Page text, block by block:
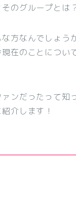
のグループとは
方なんでしょう
在のことについ
ンだったって知
介します！